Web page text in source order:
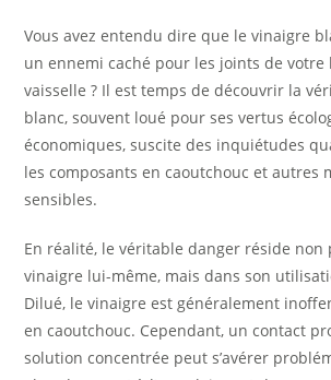
Vous avez entendu dire que le vinaigre
un ennemi caché pour les joints de votre
vaisselle ? Il est temps de découvrir la
blanc, souvent loué pour ses vertus
économiques, suscite des inquiétudes
les composants en caoutchouc et autres
sensibles.
En réalité, le véritable danger réside non
vinaigre lui-même, mais dans son
Dilué, le vinaigre est généralement
en caoutchouc. Cependant, un contact
solution concentrée peut s’avérer